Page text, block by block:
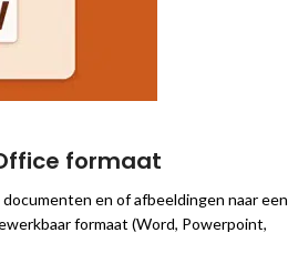
formaat
en of afbeeldingen naar een
formaat (Word, Powerpoint,